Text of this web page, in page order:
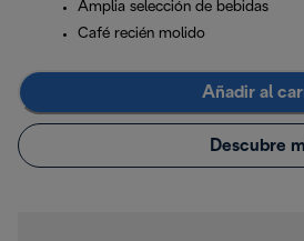
Amplia selección de bebidas
Café recién molido
Añadir al
Descubre